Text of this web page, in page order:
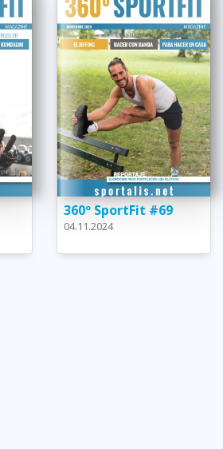
360º SportFit #69
04.11.2024